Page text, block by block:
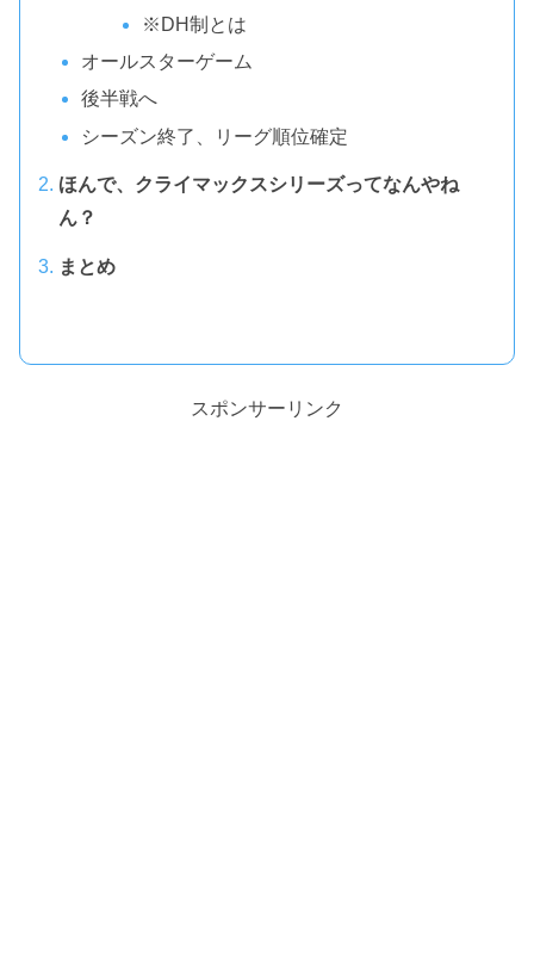
※DH制とは
オールスターゲーム
後半戦へ
シーズン終了、リーグ順位確定
ほんで、クライマックスシリーズってなんやね
ん？
まとめ
スポンサーリンク